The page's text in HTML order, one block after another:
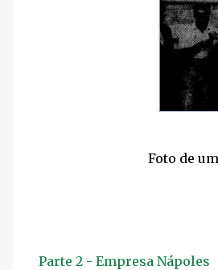
Foto de
Parte 2 - Empresa Nápoles